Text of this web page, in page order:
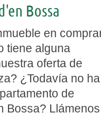
Bossa
en
tiene alguna
oferta de
¿Todavía no ha
de
Bossa? Llámenos